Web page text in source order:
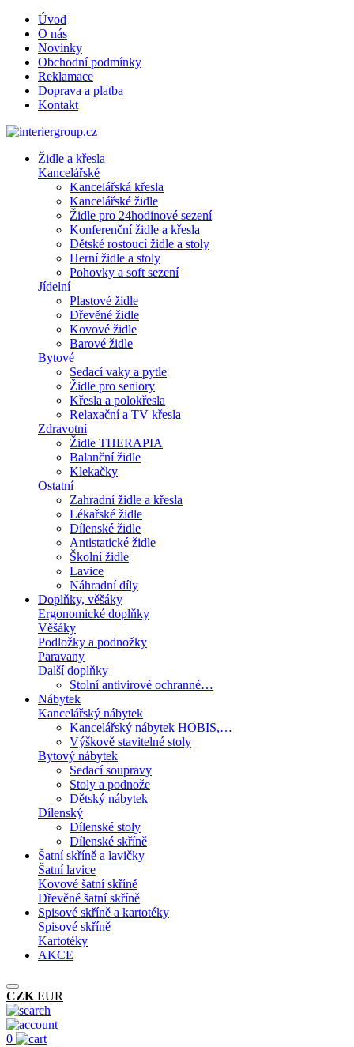
Úvod
O nás
Novinky
Obchodní podmínky
Reklamace
Doprava a platba
Kontakt
Židle a křesla
Kancelářské
Kancelářská křesla
Kancelářské židle
Židle pro 24hodinové sezení
Konferenční židle a křesla
Dětské rostoucí židle a stoly
Herní židle a stoly
Pohovky a soft sezení
Jídelní
Plastové židle
Dřevěné židle
Kovové židle
Barové židle
Bytové
Sedací vaky a pytle
Židle pro seniory
Křesla a polokřesla
Relaxační a TV křesla
Zdravotní
Židle THERAPIA
Balanční židle
Klekačky
Ostatní
Zahradní židle a křesla
Lékařské židle
Dílenské židle
Antistatické židle
Školní židle
Lavice
Náhradní díly
Doplňky, věšáky
Ergonomické doplňky
Věšáky
Podložky a podnožky
Paravany
Další doplňky
Stolní antivirové ochranné…
Nábytek
Kancelářský nábytek
Kancelářský nábytek HOBIS,…
Výškově stavitelné stoly
Bytový nábytek
Sedací soupravy
Stoly a podnože
Dětský nábytek
Dílenský
Dílenské stoly
Dílenské skříně
Šatní skříně a lavičky
Šatní lavice
Kovové šatní skříně
Dřevěné šatní skříně
Spisové skříně a kartotéky
Spisové skříně
Kartotéky
AKCE
CZK EUR
0